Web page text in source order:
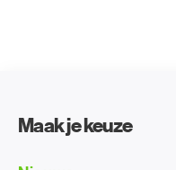
Maak je keuze